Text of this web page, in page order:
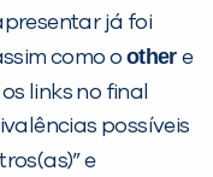
já foi
como o othere
links no final
possíveis
e